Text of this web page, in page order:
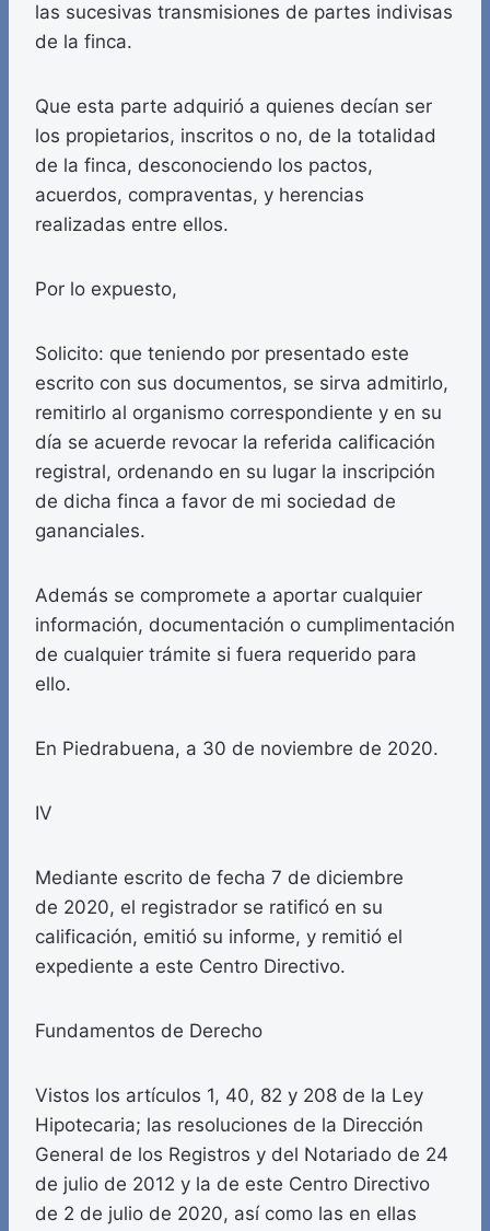
las sucesivas transmisiones de partes indivisas
de la finca.
Que esta parte adquirió a quienes decían ser
los propietarios, inscritos o no, de la totalidad
de la finca, desconociendo los pactos,
acuerdos, compraventas, y herencias
realizadas entre ellos.
Por lo expuesto,
Solicito: que teniendo por presentado este
escrito con sus documentos, se sirva admitirlo,
remitirlo al organismo correspondiente y en su
día se acuerde revocar la referida calificación
registral, ordenando en su lugar la inscripción
de dicha finca a favor de mi sociedad de
gananciales.
Además se compromete a aportar cualquier
información, documentación o cumplimentación
de cualquier trámite si fuera requerido para
ello.
En Piedrabuena, a 30 de noviembre de 2020.
IV
Mediante escrito de fecha 7 de diciembre
de 2020, el registrador se ratificó en su
calificación, emitió su informe, y remitió el
expediente a este Centro Directivo.
Fundamentos de Derecho
Vistos los artículos 1, 40, 82 y 208 de la Ley
Hipotecaria; las resoluciones de la Dirección
General de los Registros y del Notariado de 24
de julio de 2012 y la de este Centro Directivo
de 2 de julio de 2020, así como las en ellas